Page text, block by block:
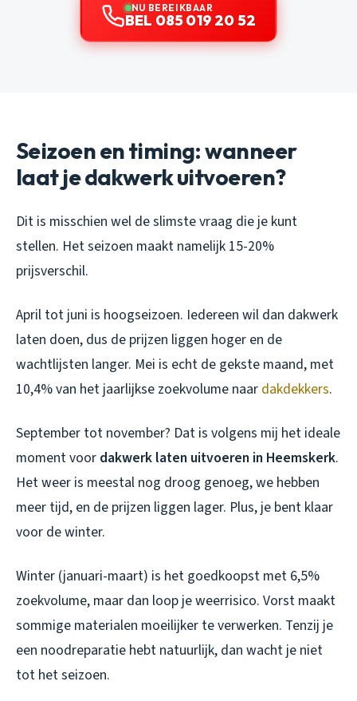
NU BEREIKBAAR
BEL 085 019 20 52
Seizoen en timing: wanneer
laat je dakwerk uitvoeren?
Dit is misschien wel de slimste vraag die je kunt
stellen. Het seizoen maakt namelijk 15-20%
prijsverschil.
April tot juni is hoogseizoen. Iedereen wil dan dakwerk
laten doen, dus de prijzen liggen hoger en de
wachtlijsten langer. Mei is echt de gekste maand, met
10,4% van het jaarlijkse zoekvolume naar dakdekkers.
September tot november? Dat is volgens mij het ideale
moment voor dakwerk laten uitvoeren in Heemskerk.
Het weer is meestal nog droog genoeg, we hebben
meer tijd, en de prijzen liggen lager. Plus, je bent klaar
voor de winter.
Winter (januari-maart) is het goedkoopst met 6,5%
zoekvolume, maar dan loop je weerrisico. Vorst maakt
sommige materialen moeilijker te verwerken. Tenzij je
een noodreparatie hebt natuurlijk, dan wacht je niet
tot het seizoen.